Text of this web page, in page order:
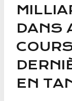
DANS
EN